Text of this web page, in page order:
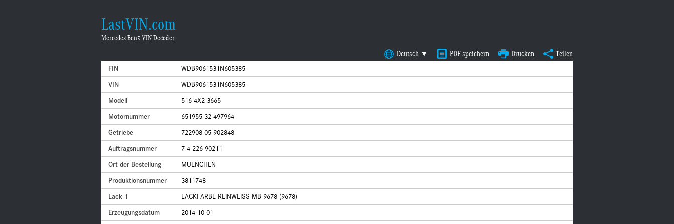
LastVIN.com
Mercedes-Benz VIN Decoder
Deutsch ▼ PDF speichern Drucken Teilen
FIN
WDB9061531N605385
VIN
WDB9061531N605385
Modell
516 4X2 3665
Motornummer
651955 32 497964
Getriebe
722908 05 902848
Auftragsnummer
7 4 226 90211
Ort der Bestellung
MUENCHEN
Produktionsnummer
3811748
Lack 1
LACKFARBE REINWEISS MB 9678 (9678)
Erzeugungsdatum
2014-10-01